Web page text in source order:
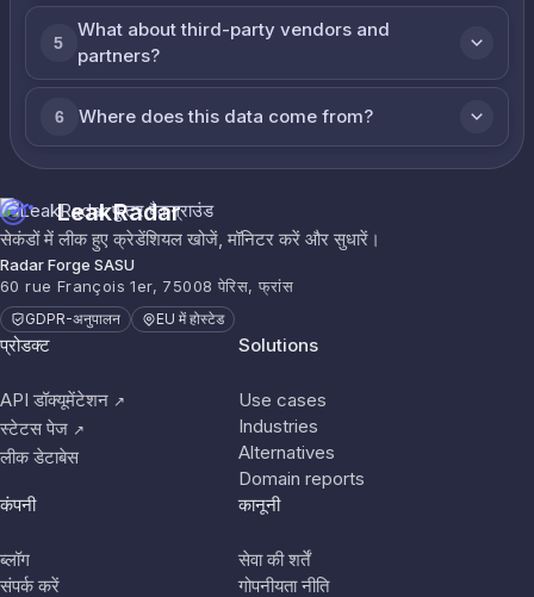
5
What about third-party vendors and
partners?
6 Where does this data come from?
LeakRadar
सेकंडों में लीक हुए क्रेडेंशियल खोजें, मॉनिटर करें और सुधारें।
Radar Forge SASU
60 rue François 1er, 75008 पेरिस, फ्रांस
GDPR-अनुपालन EU में होस्टेड
प्रोडक्ट
API डॉक्यूमेंटेशन ↗
स्टेटस पेज ↗
लीक डेटाबेस
Solutions
Use cases
Industries
Alternatives
Domain reports
कंपनी
ब्लॉग
संपर्क करें
कानूनी
सेवा की शर्तें
गोपनीयता नीति